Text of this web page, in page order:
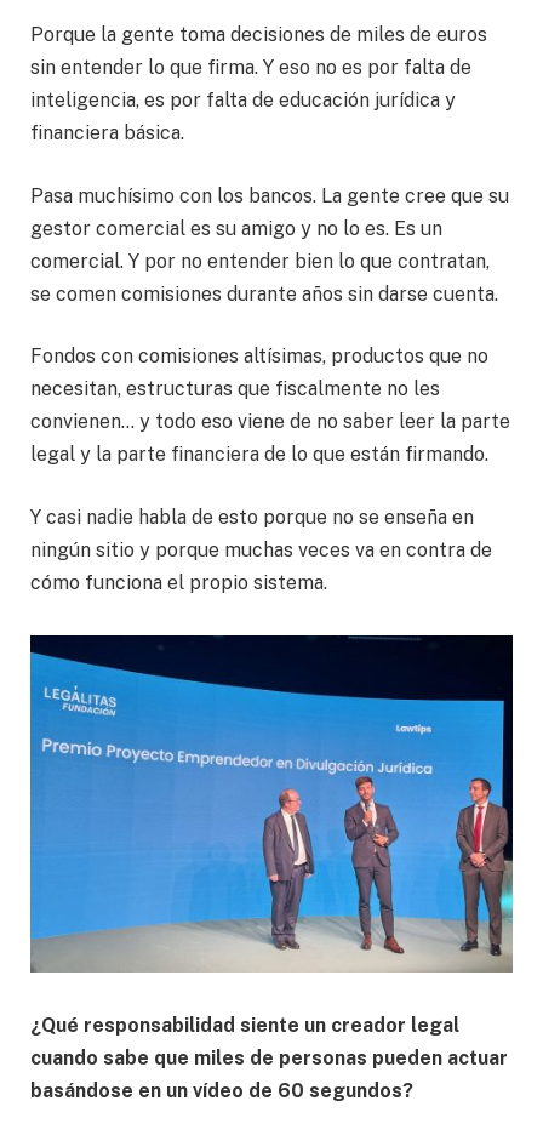
Porque la gente toma decisiones de miles de euros
sin entender lo que firma. Y eso no es por falta de
inteligencia, es por falta de educación jurídica y
financiera básica.
Pasa muchísimo con los bancos. La gente cree que su
gestor comercial es su amigo y no lo es. Es un
comercial. Y por no entender bien lo que contratan,
se comen comisiones durante años sin darse cuenta.
Fondos con comisiones altísimas, productos que no
necesitan, estructuras que fiscalmente no les
convienen… y todo eso viene de no saber leer la parte
legal y la parte financiera de lo que están firmando.
Y casi nadie habla de esto porque no se enseña en
ningún sitio y porque muchas veces va en contra de
cómo funciona el propio sistema.
¿Qué responsabilidad siente un creador legal
cuando sabe que miles de personas pueden actuar
basándose en un vídeo de 60 segundos?